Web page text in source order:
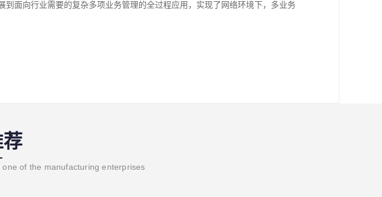
面向行业需要的复杂多项业务管理的全过程应用，实现了网络环境下，多业务
of the manufacturing enterprises